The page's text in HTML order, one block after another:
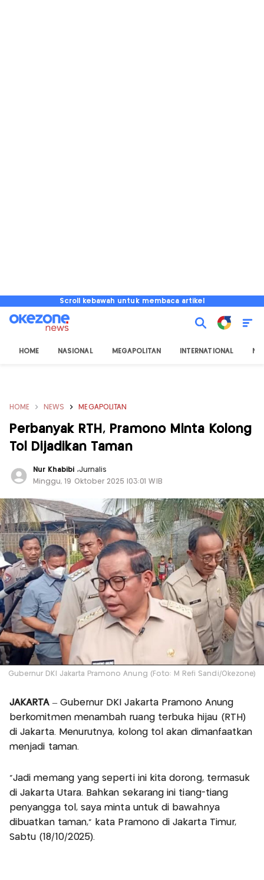
Scroll kebawah untuk membaca artikel
HOME NASIONAL MEGAPOLITAN INTERNATIONAL
HOME NEWS MEGAPOLITAN
Perbanyak RTH, Pramono Minta Kolong
Tol Dijadikan Taman
Nur Khabibi ,Jurnalis
Minggu, 19 Oktober 2025 |03:01 WIB
Gubernur DKI Jakarta Pramono Anung (Foto: M Refi Sandi/Okezone)
JAKARTA– Gubernur DKI Jakarta Pramono Anung
berkomitmen menambah ruang terbuka hijau (RTH)
di Jakarta. Menurutnya, kolong tol akan dimanfaatkan
menjadi taman.
“Jadi memang yang seperti ini kita dorong, termasuk
di Jakarta Utara. Bahkan sekarang ini tiang-tiang
penyangga tol, saya minta untuk di bawahnya
dibuatkan taman,” kata Pramono di Jakarta Timur,
Sabtu (18/10/2025).